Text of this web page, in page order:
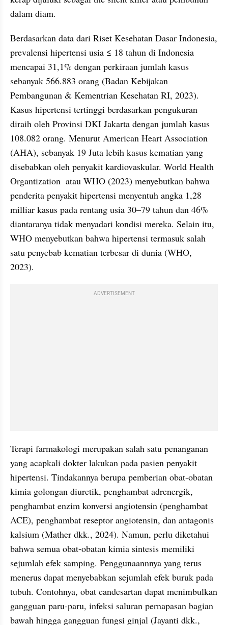
dalam diam.
Berdasarkan data dari Riset Kesehatan Dasar Indonesia,
prevalensi hipertensi usia ≤ 18 tahun di Indonesia
mencapai 31,1% dengan perkiraan jumlah kasus
sebanyak 566.883 orang (Badan Kebijakan
Pembangunan & Kementrian Kesehatan RI, 2023).
Kasus hipertensi tertinggi berdasarkan pengukuran
diraih oleh Provinsi DKI Jakarta dengan jumlah kasus
108.082 orang. Menurut American Heart Association
(AHA), sebanyak 19 Juta lebih kasus kematian yang
disebabkan oleh penyakit kardiovaskular. World Health
Organtization  atau WHO (2023) menyebutkan bahwa
penderita penyakit hipertensi menyentuh angka 1,28
milliar kasus pada rentang usia 30–79 tahun dan 46%
diantaranya tidak menyadari kondisi mereka. Selain itu,
WHO menyebutkan bahwa hipertensi termasuk salah
satu penyebab kematian terbesar di dunia (WHO,
2023).
ADVERTISEMENT
Terapi farmakologi merupakan salah satu penanganan
yang acapkali dokter lakukan pada pasien penyakit
hipertensi. Tindakannya berupa pemberian obat-obatan
kimia golongan diuretik, penghambat adrenergik,
penghambat enzim konversi angiotensin (penghambat
ACE), penghambat reseptor angiotensin, dan antagonis
kalsium (Mather dkk., 2024). Namun, perlu diketahui
bahwa semua obat-obatan kimia sintesis memiliki
sejumlah efek samping. Penggunaannnya yang terus
menerus dapat menyebabkan sejumlah efek buruk pada
tubuh. Contohnya, obat candesartan dapat menimbulkan
gangguan paru-paru, infeksi saluran pernapasan bagian
bawah hingga gangguan fungsi ginjal (Jayanti dkk.,